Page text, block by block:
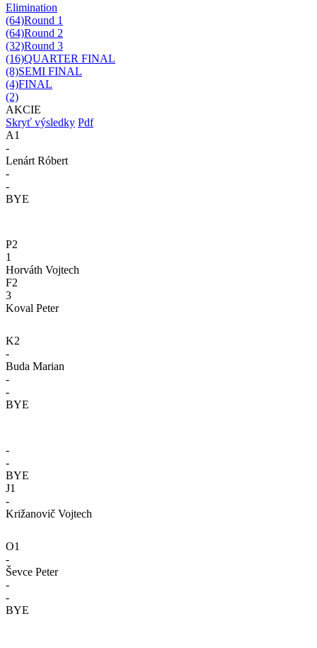
Elimination
(64)Round 1
(64)Round 2
(32)Round 3
(16)QUARTER FINAL
(8)SEMI FINAL
(4)FINAL
(2)
AKCIE
Skryť výsledky Pdf
A1
-
Lenárt Róbert
-
-
BYE
P2
1
Horváth Vojtech
F2
3
Koval Peter
K2
-
Buda Marian
-
-
BYE
-
-
BYE
J1
-
Križanovič Vojtech
O1
-
Ševce Peter
-
-
BYE